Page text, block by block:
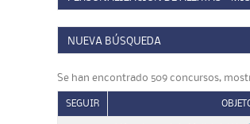
NUEVA BÚSQUEDA
Se han encontrado 509 concursos,
SEGUIR